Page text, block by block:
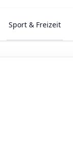
Sport & Freizeit